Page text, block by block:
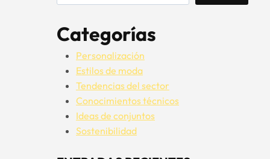
Categorías
Personalización
Estilos de moda
Tendencias del sector
Conocimientos técnicos
Ideas de conjuntos
Sostenibilidad